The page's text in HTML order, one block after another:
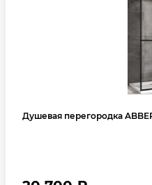
Душевая перегородка